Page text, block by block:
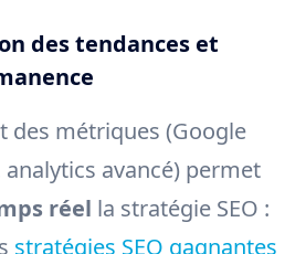
des tendances et
des métriques (Google
analytics avancé) permet
réel la stratégie SEO :
stratégies SEO gagnantes